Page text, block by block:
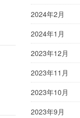
2024年2月
2024年1月
2023年12月
2023年11月
2023年10月
2023年9月